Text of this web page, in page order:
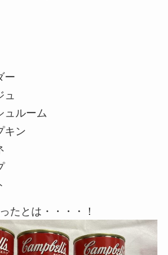
ー
ュ
ュルーム
キン
たとは・・・・！